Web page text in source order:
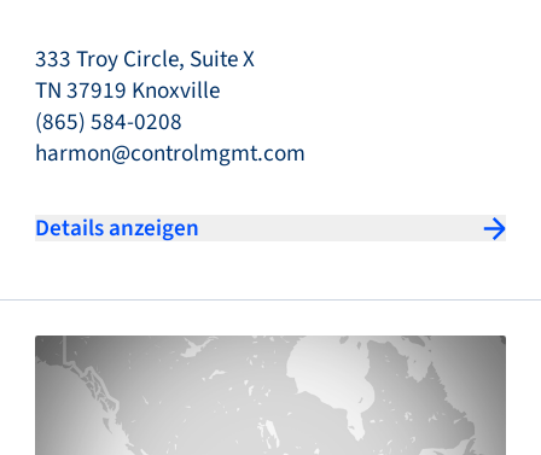
333 Troy Circle, Suite X
TN 37919 Knoxville
(865) 584-0208
harmon@controlmgmt.com
Details anzeigen